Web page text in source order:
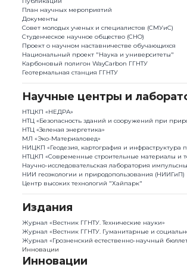
План научныx мероприятий
Документы
Совет молодых ученых и специалистов (СМУиС)
Студенческое научное общество (СНО)
Проект о научном наставничестве обучающихся
Национальный проект "Наука и университеты"
Карбоновый полигон WayCarbon ГГНТУ
Геотермальная станция ГГНТУ
Научные центры и
НТЦКП «НЕДРА»
НТЦ «Безопасность зданий и сооружений при
НТЦ «Зеленая энергетика»
МЛ «Эко-Материаловед»
НИЦКП «Геодезия, картография и инфраструктура
НТЦКП «Современные строительные материалы и
Научно-исследовательская лаборатория
НИИ геоэкологии и природопользования (НИИГиП)
Центр высоких технологий "Хайпарк"
Издания
Журнал «Вестник ГГНТУ. Технические науки»
Журнал «Вестник ГГНТУ. Гуманитарные и
Журнал «Грозненский естественно-научный
Инновации
Инновации